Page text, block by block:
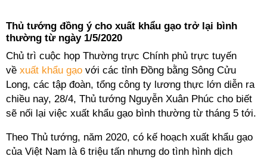
Thủ tướng đồng ý cho xuất khẩu gạo trở lại bình
thường từ ngày 1/5/2020
Chủ trì cuộc họp Thường trực Chính phủ trực tuyến
về xuất khẩu gạo với các tỉnh Đồng bằng Sông Cửu
Long, các tập đoàn, tổng công ty lương thực lớn diễn ra
chiều nay, 28/4, Thủ tướng Nguyễn Xuân Phúc cho biết
sẽ nối lại việc xuất khẩu gạo bình thường từ tháng 5 tới.
Theo Thủ tướng, năm 2020, có kế hoạch xuất khẩu gạo
của Việt Nam là 6 triệu tấn nhưng do tình hình dịch